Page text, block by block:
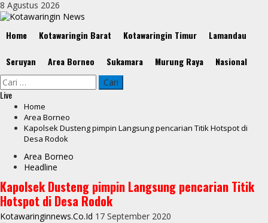
Skip
to
8 Agustus 2026
Menu
Home Kotawaringin Barat Kotawaringin Timur Lamandau
Seruyan Area Borneo Sukamara Murung Raya Nasional
Cari
untuk:
Live
Home
Area Borneo
Kapolsek Dusteng pimpin Langsung pencarian Titik Hotspot di
Desa Rodok
Area Borneo
Headline
Kapolsek Dusteng pimpin Langsung pencarian Titik
Hotspot di Desa Rodok
Kotawaringinnews.co.id 17 September 2020